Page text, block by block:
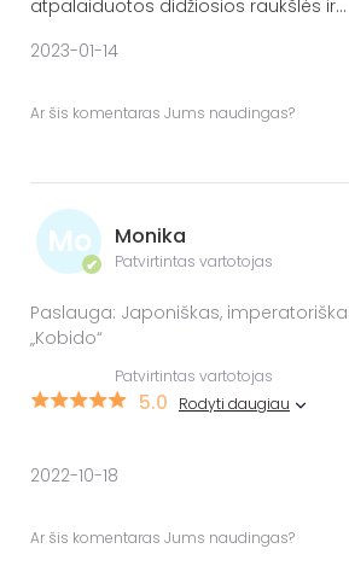
atpalaiduotos didžiosios raukšlės ir...
2023-01-14
Ar šis komentaras Jums naudingas?
Mo
✔
Monika
Patvirtintas vartotojas
Paslauga: Japoniškas,
„Kobido“
Patvirtintas vartotojas
5.0 Rodyti daugiau
2022-10-18
Ar šis komentaras Jums naudingas?